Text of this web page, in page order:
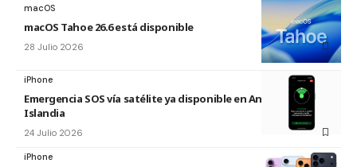
macOS
macOS Tahoe 26.6 está disponible
28 Julio 2026
iPhone
Emergencia SOS vía satélite ya disponible en Andorra e
Islandia
24 Julio 2026
iPhone